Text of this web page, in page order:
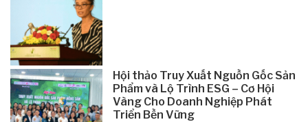
Hội thảo Truy Xuất Nguồn Gốc Sản
Phẩm và Lộ Trình ESG – Cơ Hội
Vàng Cho Doanh Nghiệp Phát
Triển Bền Vững